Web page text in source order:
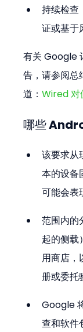
持续检查
证或基于
有关 Google
告，请参阅总
道：Wired 对
哪些
该要求从
本的设备
可能会表
范围内的
起的侧载
用商店，
册或委托
Google
查和软件